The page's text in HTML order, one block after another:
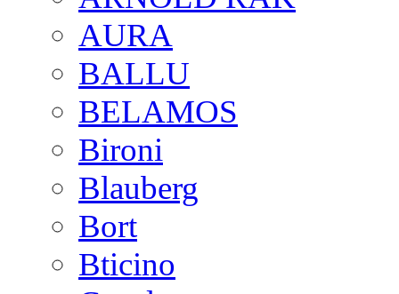
AURA
BALLU
BELAMOS
Bironi
Blauberg
Bort
Bticino